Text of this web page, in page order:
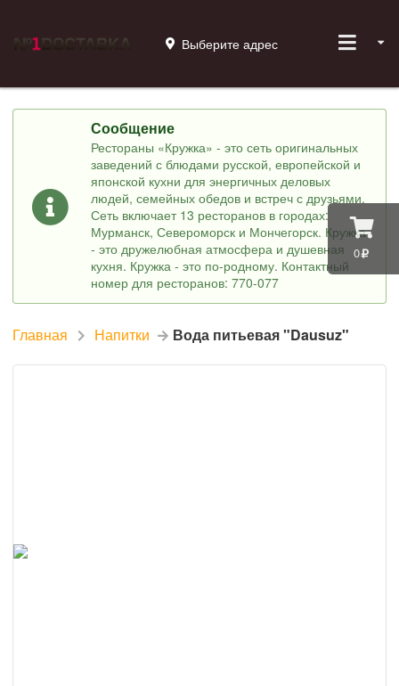
0
Выберите адрес
Сообщение
Рестораны «Кружка» - это сеть оригинальных
заведений с блюдами русской, европейской и
японской кухни для энергичных деловых
людей, семейных обедов и встреч с друзьями.
Сеть включает 13 ресторанов в городах:
Мурманск, Североморск и Мончегорск. Кружка
- это дружелюбная атмосфера и душевная
кухня. Кружка - это по-родному. Контактный
номер для ресторанов: 770-077
Главная Напитки Вода питьевая "Dausuz"